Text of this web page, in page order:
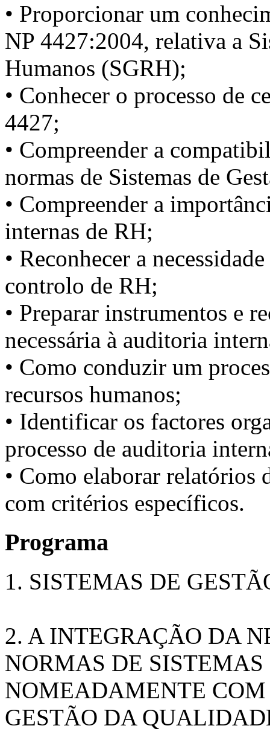
• Proporcionar um
NP 4427:2004, relativa a
Humanos (SGRH);
• Conhecer o processo de
4427;
• Compreender a
normas de Sistemas de
• Compreender a
internas de RH;
• Reconhecer a
controlo de RH;
• Preparar instrumentos e
necessária à auditoria
• Como conduzir um
recursos humanos;
• Identificar os factores
processo de auditoria
• Como elaborar relatórios
com critérios específicos.
Programa
1. SISTEMAS DE
2. A INTEGRAÇÃO DA
NORMAS DE SISTEMAS
NOMEADAMENTE
GESTÃO DA